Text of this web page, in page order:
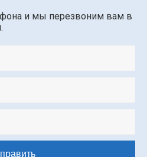
и мы перезвоним вам в